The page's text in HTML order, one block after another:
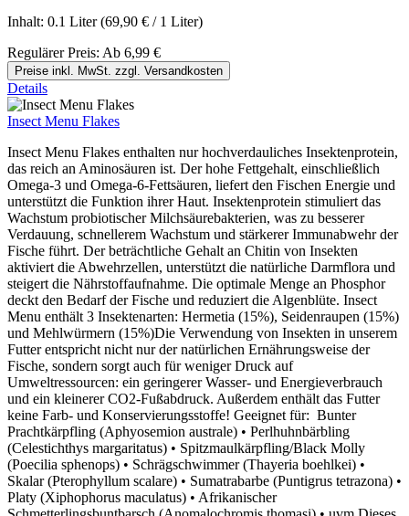
Inhalt: 0.1 Liter(69,90 € / 1 Liter)
Regulärer Preis: Ab 6,99 €
Preise inkl. MwSt. zzgl. Versandkosten
Details
Insect Menu Flakes
Insect Menu Flakes enthalten nur hochverdauliches Insektenprotein,
das reich an Aminosäuren ist. Der hohe Fettgehalt, einschließlich
Omega-3 und Omega-6-Fettsäuren, liefert den Fischen Energie und
unterstützt die Funktion ihrer Haut. Insektenprotein stimuliert das
Wachstum probiotischer Milchsäurebakterien, was zu besserer
Verdauung, schnellerem Wachstum und stärkerer Immunabwehr der
Fische führt. Der beträchtliche Gehalt an Chitin von Insekten
aktiviert die Abwehrzellen, unterstützt die natürliche Darmflora und
steigert die Nährstoffaufnahme. Die optimale Menge an Phosphor
deckt den Bedarf der Fische und reduziert die Algenblüte. Insect
Menu enthält 3 Insektenarten: Hermetia (15%), Seidenraupen (15%)
und Mehlwürmern (15%)Die Verwendung von Insekten in unserem
Futter entspricht nicht nur der natürlichen Ernährungsweise der
Fische, sondern sorgt auch für weniger Druck auf
Umweltressourcen: ein geringerer Wasser- und Energieverbrauch
und ein kleinerer CO2-Fußabdruck. Außerdem enthält das Futter
keine Farb- und Konservierungsstoffe! Geeignet für: Bunter
Prachtkärpfling (Aphyosemion australe) • Perlhuhnbärbling
(Celestichthys margaritatus) • Spitzmaulkärpfling/Black Molly
(Poecilia sphenops) • Schrägschwimmer (Thayeria boehlkei) •
Skalar (Pterophyllum scalare) • Sumatrabarbe (Puntigrus tetrazona) •
Platy (Xiphophorus maculatus) • Afrikanischer